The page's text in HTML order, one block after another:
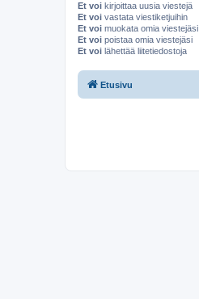
Et voi kirjoittaa uusia viestejä
Et voi vastata viestiketjuihin
Et voi muokata omia viestejäsi
Et voi poistaa omia viestejäsi
Et voi lähettää liitetiedostoja
Etusivu